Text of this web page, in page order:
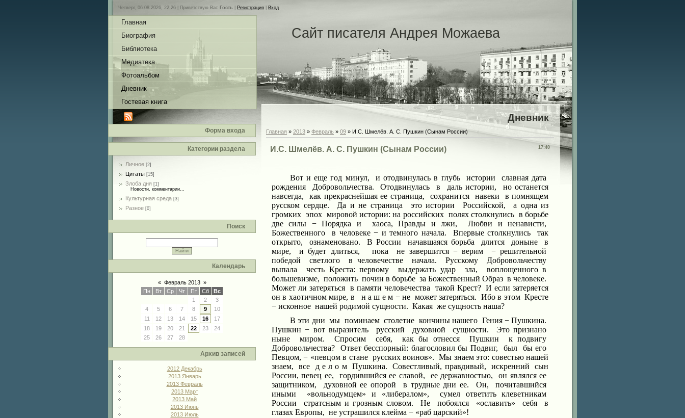
Четверг, 06.08.2026, 22:26 | Приветствую Вас Гость Регистрация Вход
Главная
Биография
Библиотека
Медиатека
Фотоальбом
Дневник
Гостевая книга
Форма входа
Категории раздела
Личное [2]
Цитаты [15]
Злоба дня [1]
Новости, комментарии...
Культурная среда [3]
Разное [0]
Поиск
Календарь
« Февраль 2013 »
Пн
Вт Ср Чт Пт Сб
Вс
1
2
3
4
5 6 7 8 9
10
11
12 13 14 15 16
17
18
19 20 21 22 23
24
25
26 27 28
Архив записей
2012 Декабрь
2013 Январь
2013 Февраль
2013 Март
2013 Май
2013 Июнь
2013 Июль
Сайт писателя Андрея Можаева
Дневник
Главная » 2013 » Февраль » 09 » И.С. Шмелёв. А. С. Пушкин (Сынам России)
17:40
И.С. Шмелёв. А. С. Пушкин (Сынам России)
Вот и еще год минул, и отодвинулась в глубь истории
славная дата
рождения
Добровольчества. Отодвинулась в даль истории,
но останется
навсегда,
как прекраснейшая ее страница, сохранится навеки
в помнящем
русском сердце.
Да и не страница это истории Российской,
а одна из
громких эпох мировой истории: на российских полях столкнулись в борьбе
две силы − Порядка и
хаоса, Правды и лжи,
Любви и ненависти,
Божественного
в человеке − и темного начала. Впервые столкнулись
так
открыто,
ознаменовано. В России начавшаяся борьба длится доныне
в
мире,
и будет длиться, пока не завершится− верим
− решительной
победой
светлого в человечестве начала. Русскому
Добровольчеству
выпала
честь Креста: первому выдержать удар зла,
воплощенного в
большевизме, положить почин в борьбе за Божественный Образ в человеке.
Может ли затеряться в памяти человечества такой Крест? И если затеряется
он в хаотичном мире, в
н аш е м − не может затеряться. Ибо в этом Кресте
− исконное нашей родимой сущности. Какая же сущность наша?
В эти дни мы поминаем столетие кончины нашего Гения − Пушкина.
Пушкин − вот выразитель
русский духовной сущности.
Это признано
ныне
миром. Спросим себя, как бы отнесся Пушкин
к подвигу
Добровольчества?
Ответ бесспорный: благословил бы Подвиг, был
бы его
Певцом, − «певцом в стане русских воинов».
Мы знаем это: совестью нашей
знаем,
все де л о м Пушкина. Совестливый, правдивый, искренний
сын
России, певец ее,
гордившийся ее славой, ее державностью,
он являлся ее
защитником,
духовной ее опорой в трудные дни ее. Он,
почитавшийся
иными
«вольнодумцем» и «либералом», сумел ответитьклеветникам
России
стратсным и грозным словом. Не побоялся «ославить» себя
в
глазах Европы, не устрашился клейма − «раб царский»!